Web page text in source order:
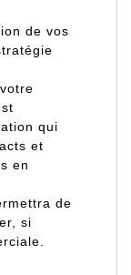
de vos
qui
et
en
de
si